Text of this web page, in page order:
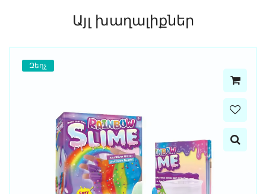
Այլ խաղալիքներ
Զեղչ